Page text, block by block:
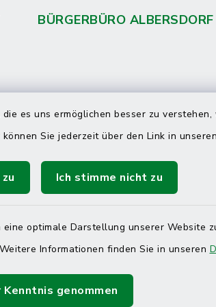
es uns ermöglichen besser zu
Sie jederzeit über den Link in unseren
Ich stimme nicht zu
optimale Darstellung unserer Website
Informationen finden Sie in unseren
Kenntnis genommen
BÜRGERBÜRO ALBERSDORF
per
08:00 Uhr – 12:00 Uhr
14:00 Uhr – 16:00 Uhr